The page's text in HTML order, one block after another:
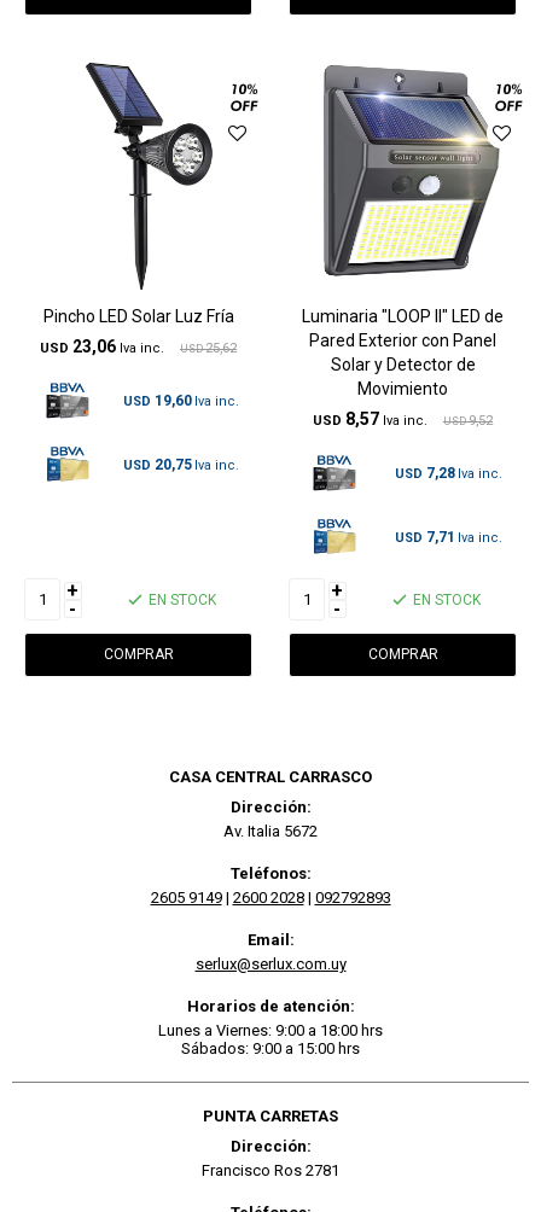
Pincho LED Solar Luz Fría
USD 23,06 USD 25,62
USD 19,60
USD 20,75
+
- EN STOCK
Luminaria "LOOP II" LED de
Pared Exterior con Panel
Solar y Detector de
Movimiento
USD 8,57 USD 9,52
USD 7,28
USD 7,71
+
- EN STOCK
CASA CENTRAL CARRASCO
Dirección:
Av. Italia 5672
Teléfonos:
2605 9149| 2600 2028| 092792893
Email:
serlux@serlux.com.uy
Horarios de atención:
Lunes a Viernes: 9:00 a 18:00 hrs
Sábados: 9:00 a 15:00 hrs
PUNTA CARRETAS
Dirección:
Francisco Ros 2781